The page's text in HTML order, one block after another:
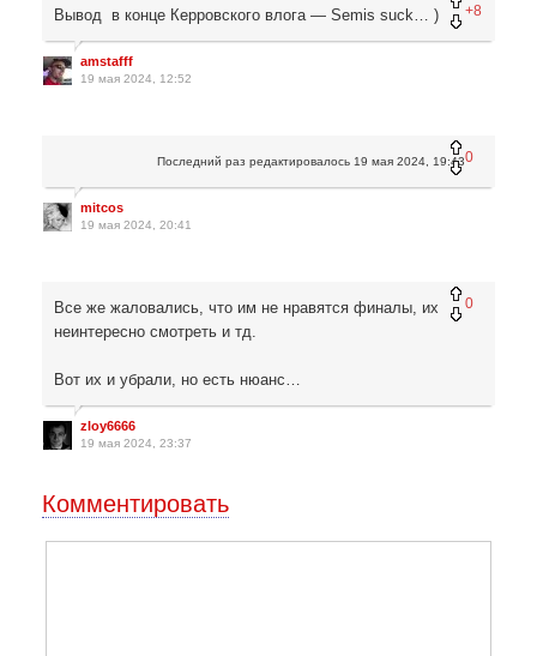
+8
Вывод в конце Керровского влога — Semis suck… )
amstafff
19 мая 2024, 12:52
0
Последний раз редактировалось 19 мая 2024, 19:43
mitcos
19 мая 2024, 20:41
0
Все же жаловались, что им не нравятся финалы, их
неинтересно смотреть и тд.
Вот их и убрали, но есть нюанс…
zloy6666
19 мая 2024, 23:37
Комментировать